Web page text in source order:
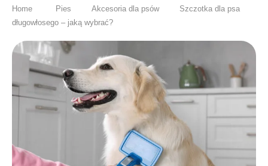
Home Pies Akcesoria dla psów
Szczotka dla psa
długowłosego – jaką wybrać?